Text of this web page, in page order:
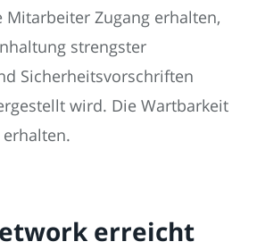
Mitarbeiter Zugang erhalten,
strengster
Sicherheitsvorschriften
wird. Die Wartbarkeit
erreicht